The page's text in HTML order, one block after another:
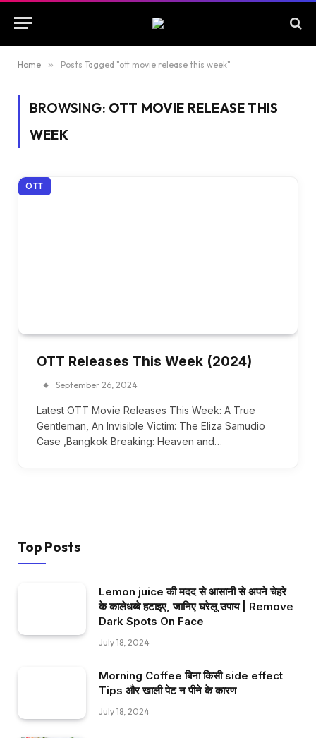
Home » Posts Tagged "ott movie release this week"
BROWSING: OTT MOVIE RELEASE THIS
WEEK
OTT
OTT Releases This Week (2024)
September 26, 2024
Latest OTT Movie Releases This Week: A True
Gentleman, An Invisible Victim: The Eliza Samudio
Case ,Bangkok Breaking: Heaven and…
Top Posts
Lemon juice की मदद से आसानी से अपने चेहरे
के कालेधब्बे हटाइए, जानिए घरेलू उपाय | Remove
Dark Spots On Face
July 18, 2024
Morning Coffee बिना किसी side effect
Tips और खाली पेट न पीने के कारण
July 18, 2024